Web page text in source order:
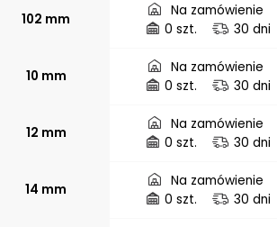
102 mm
Na zamówienie
0 szt.
30 dni
10 mm
Na zamówienie
0 szt.
30 dni
12 mm
Na zamówienie
0 szt.
30 dni
14 mm
Na zamówienie
0 szt.
30 dni